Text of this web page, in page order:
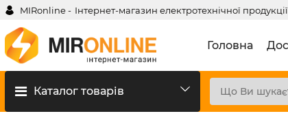
MIRonline - Інтернет-магазин електротехнічної продукції
Головна
Каталог товарів